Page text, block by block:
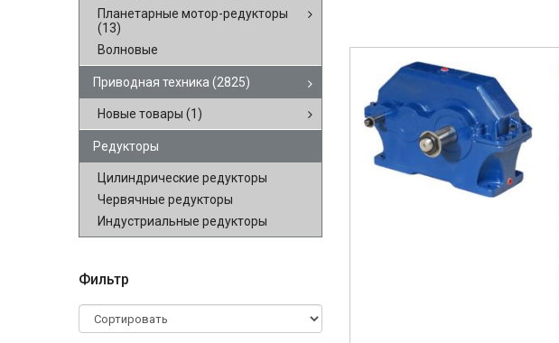
Планетарные мотор-редукторы
(13)
Волновые
Приводная техника (2825)
Новые товары (1)
Редукторы
Цилиндрические редукторы
Червячные редукторы
Индустриальные редукторы
Фильтр